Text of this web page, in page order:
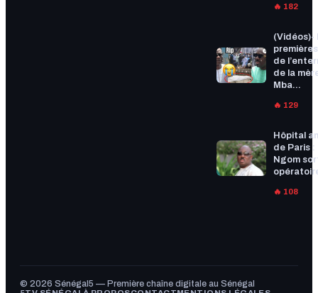
🔥 182
(Vidéos)-
de
de la
Mba...
🔥 129
Hôpital
de Paris :
Ngom
🔥 108
© 2026 Sénégal5 — Première chaîne digitale au Sénégal